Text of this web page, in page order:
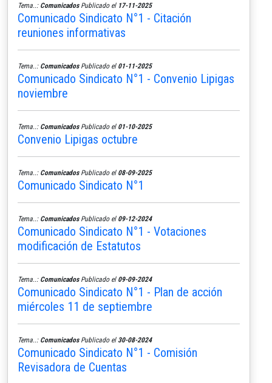
Tema..: ComunicadosPublicado el 17-11-2025
Comunicado Sindicato N°1 - Citación
reuniones informativas
Tema..: ComunicadosPublicado el 01-11-2025
Comunicado Sindicato N°1 - Convenio Lipigas
noviembre
Tema..: ComunicadosPublicado el 01-10-2025
Convenio Lipigas octubre
Tema..: ComunicadosPublicado el 08-09-2025
Comunicado Sindicato N°1
Tema..: ComunicadosPublicado el 09-12-2024
Comunicado Sindicato N°1 - Votaciones
modificación de Estatutos
Tema..: ComunicadosPublicado el 09-09-2024
Comunicado Sindicato N°1 - Plan de acción
miércoles 11 de septiembre
Tema..: ComunicadosPublicado el 30-08-2024
Comunicado Sindicato N°1 - Comisión
Revisadora de Cuentas